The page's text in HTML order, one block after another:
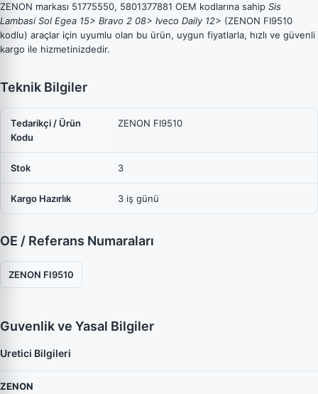
ZENON markası 51775550, 5801377881 OEM kodlarına sahip Sis
Lambasi Sol Egea 15> Bravo 2 08> Iveco Daily 12> (ZENON FI9510
kodlu) araçlar için uyumlu olan bu ürün, uygun fiyatlarla, hızlı ve güvenli
kargo ile hizmetinizdedir.
Teknik Bilgiler
Tedarikçi / Ürün
Kodu
ZENON FI9510
Stok 3
Kargo Hazırlık 3 iş günü
OE / Referans Numaraları
ZENON FI9510
Guvenlik ve Yasal Bilgiler
Uretici Bilgileri
ZENON